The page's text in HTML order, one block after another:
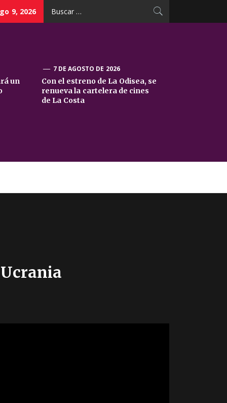
9, 2026
un
7 DE AGOSTO DE 2026
Con el estreno de La Odisea, se
renueva la cartelera de cines
de La Costa